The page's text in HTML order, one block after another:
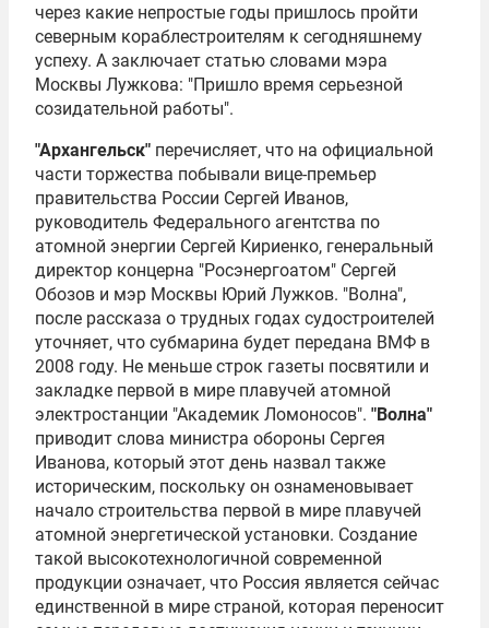
через какие непростые годы пришлось пройти
северным кораблестроителям к сегодняшнему
успеху. А заключает статью словами мэра
Москвы Лужкова: "Пришло время серьезной
созидательной работы".
"Архангельск" перечисляет, что на официальной
части торжества побывали вице-премьер
правительства России Сергей Иванов,
руководитель Федерального агентства по
атомной энергии Сергей Кириенко, генеральный
директор концерна "Росэнергоатом" Сергей
Обозов и мэр Москвы Юрий Лужков. "Волна",
после рассказа о трудных годах судостроителей
уточняет, что субмарина будет передана ВМФ в
2008 году. Не меньше строк газеты посвятили и
закладке первой в мире плавучей атомной
электростанции "Академик Ломоносов". "Волна"
приводит слова министра обороны Сергея
Иванова, который этот день назвал также
историческим, поскольку он ознаменовывает
начало строительства первой в мире плавучей
атомной энергетической установки. Создание
такой высокотехнологичной современной
продукции означает, что Россия является сейчас
единственной в мире страной, которая переносит